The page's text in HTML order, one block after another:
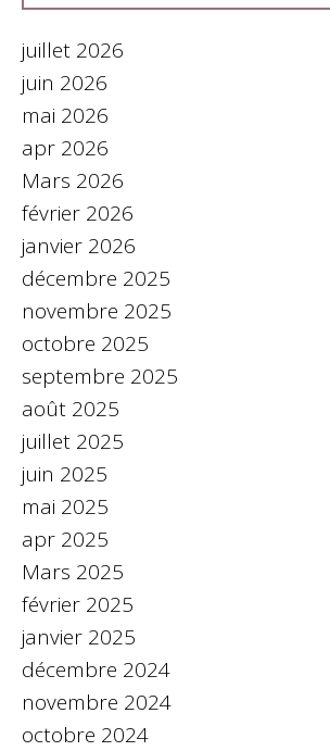
juillet 2026
juin 2026
mai 2026
apr 2026
Mars 2026
février 2026
janvier 2026
décembre 2025
novembre 2025
octobre 2025
septembre 2025
août 2025
juillet 2025
juin 2025
mai 2025
apr 2025
Mars 2025
février 2025
janvier 2025
décembre 2024
novembre 2024
octobre 2024